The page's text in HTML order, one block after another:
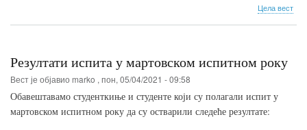
Цела весто
Резултати испита у мартовском испитном року
Вест је објавио marko , пон, 05/04/2021 - 09:58
Обавештавамо студенткиње и студенте који су полагали испит у
мартовском испитном року да су остварили следеће резултате: